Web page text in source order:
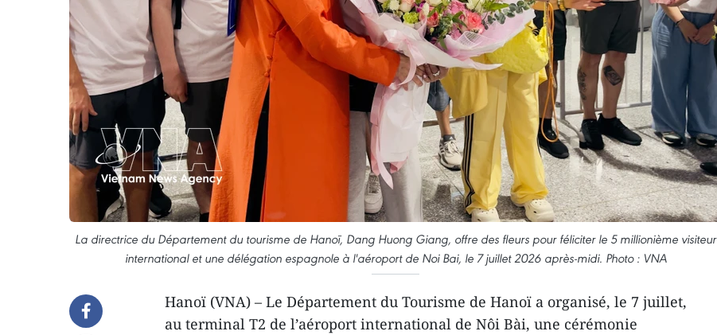
La directrice du Département du tourisme de Hanoï, Dang Huong Giang, offre des fleurs pour féliciter le 5 millionième visiteur
international et une délégation espagnole à l'aéroport de Noi Bai, le 7 juillet 2026 après-midi. Photo : VNA
Hanoï (VNA) – Le Département du Tourisme de Hanoï a organisé, le 7 juillet,
au terminal T2 de l’aéroport international de Nôi Bài, une cérémonie